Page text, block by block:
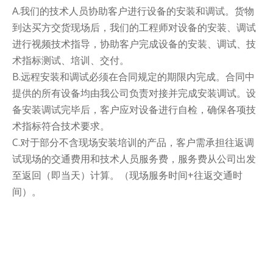
A.我们的技术人员协助客户进行设备的安装和调试。货物
到达买方交货现场后，我们的工程师对设备的安装、调试
进行视频技术指导，协助客户完成设备的安装、调试、技
术指标测试、培训、交付。
B.远程安装和调试必须在合同规定的期限内完成。合同中
提供的所有设备均由我公司负责对接并完成安装调试。设
备安装调试完毕后，客户应对设备进行自检，确保各项技
术指标符合技术要求。
C.对于部分不含现场安装培训的产品，客户需承担往返调
试现场的交通费用和技术人员服务费，服务费从公司出发
至返回（即当天）计算。（现场服务时间+往返交通时
间）。